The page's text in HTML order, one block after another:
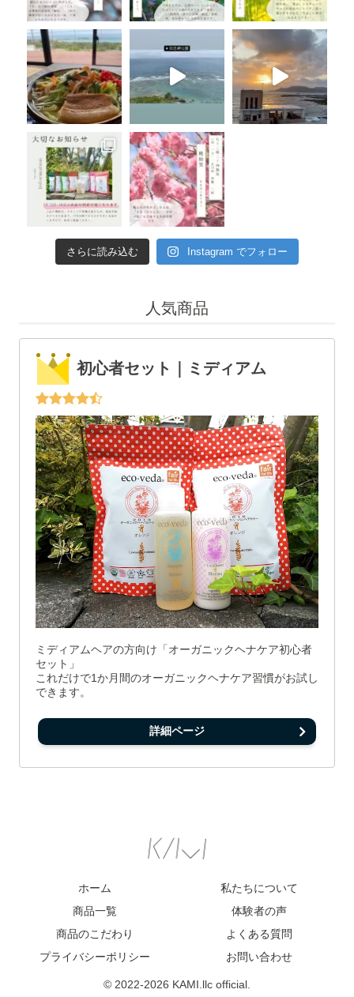
さらに読み込む Instagram でフォロー
人気商品
初心者セット｜ミディアム
ミディアムヘアの方向け「オーガニックヘナケア初心者
セット」
これだけで1か月間のオーガニックヘナケア習慣がお試し
できます。
詳細ページ
ホーム
私たちについて
商品一覧
体験者の声
商品のこだわり
よくある質問
プライバシーポリシー
お問い合わせ
© 2022-2026 KAMI.llc official.